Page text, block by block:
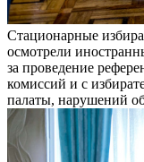
Стационарные
осмотрели
за проведение
комиссий и с
палаты, нарушений